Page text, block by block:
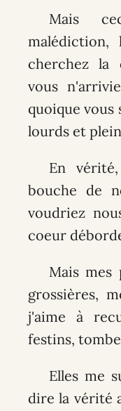
Mais
malédiction,
cherchez la
vous
quoique vous
lourds et
En
bouche de
voudriez
coeur
Mais mes
grossières,
j'aime à
festins,
Elles me
dire la vérité